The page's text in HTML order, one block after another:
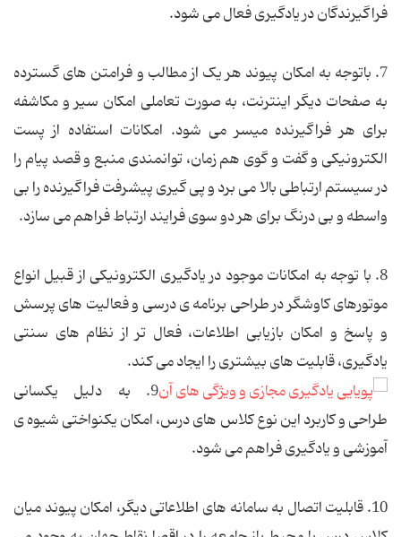
فراگیرندگان در یادگیری فعال می شود.
7. باتوجه به امکان پیوند هر یک از مطالب و فرامتن های گسترده
به صفحات دیگر اینترنت، به صورت تعاملی امکان سیر و مکاشفه
برای هر فراگیرنده میسر می شود. امکانات استفاده از پست
الکترونیکی و گفت و گوی هم زمان، توانمندی منبع و قصد پیام را
در سیستم ارتباطی بالا می برد و پی گیری پیشرفت فراگیرنده را بی
واسطه و بی درنگ برای هر دو سوی فرایند ارتباط فراهم می سازد.
8. با توجه به امکانات موجود در یادگیری الکترونیکی از قبیل انواع
موتورهای کاوشگر در طراحی برنامه ی درسی و فعالیت های پرسش
و پاسخ و امکان بازیابی اطلاعات، فعال تر از نظام های سنتی
یادگیری، قابلیت های بیشتری را ایجاد می کند.
9. به دلیل یکسانی
طراحی و کاربرد این نوع کلاس های درس، امکان یکنواختی شیوه ی
آموزشی و یادگیری فراهم می شود.
10. قابلیت اتصال به سامانه های اطلاعاتی دیگر، امکان پیوند میان